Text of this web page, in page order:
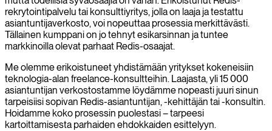
rekrytointipalvelu tai konsulttiyritys, jolla on laaja ja testattu
asiantuntijaverkosto, voi nopeuttaa prosessia merkittävästi.
Tällainen kumppani on jo tehnyt esikarsinnan ja tuntee
markkinoilla olevat parhaat Redis-osaajat.
Me olemme erikoistuneet yhdistämään yritykset kokeneisiin
teknologia-alan freelance-konsultteihin. Laajasta, yli 15 000
asiantuntijan verkostostamme löydämme nopeasti juuri sinun
tarpeisiisi sopivan Redis-asiantuntijan, -kehittäjän tai -konsultin.
Hoidamme koko prosessin puolestasi – tarpeesi
kartoittamisesta parhaiden ehdokkaiden esittelyyn.